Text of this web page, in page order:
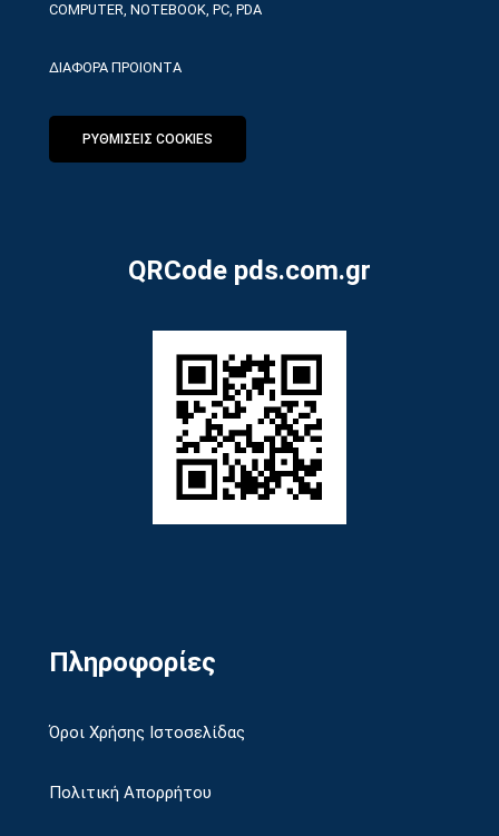
COMPUTER, NOTEBOOK, PC, PDA
ΔΙΑΦΟΡΑ ΠΡΟΙΟΝΤΑ
ΡΥΘΜΙΣΕΙΣ COOKIES
QRCode pds.com.gr
Πληροφορίες
Όροι Χρήσης Ιστοσελίδας
Πολιτική Απορρήτου